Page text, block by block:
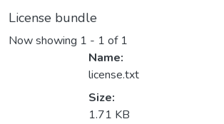
License bundle
Now showing 1 - 1 of 1
Name:
license.txt
Size:
1.71 KB